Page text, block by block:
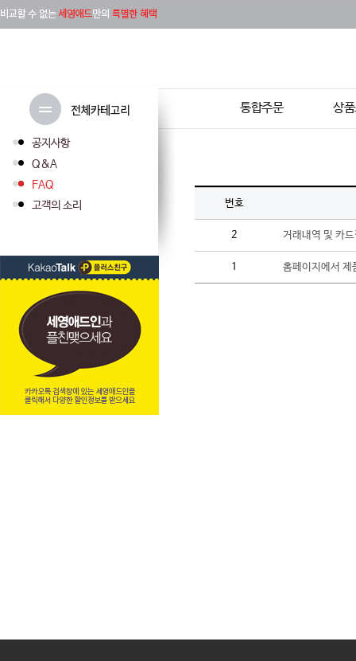
통합주문 상
공지사항
Q&A
FAQ
고객의 소리
번호
2 거래내역 및 카
1 홈페이지에서 제